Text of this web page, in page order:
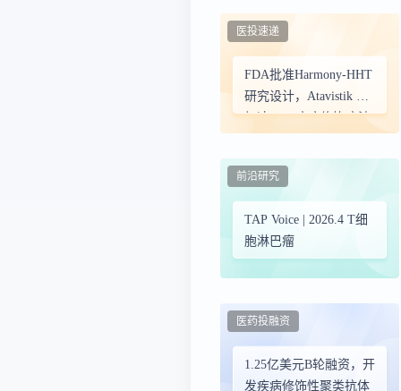
FDA批准Harmony-HHT
研究设计，Atavistik Bio
加速HHT疾病修饰疗法
医投速递
TAP Voice | 2026.4 T细
胞淋巴瘤
前沿研究
1.25亿美元B轮融资，开
发疾病修饰性聚类抗体
医药投融资